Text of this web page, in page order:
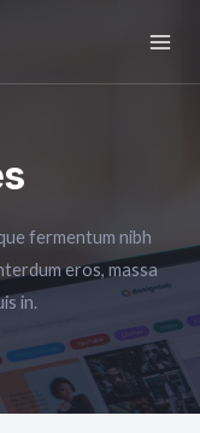
fermentum nibh
eros, massa
in.